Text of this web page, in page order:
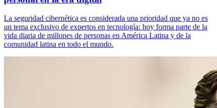
La seguridad cibernética es considerada una prioridad que ya no es
un tema exclusivo de expertos en tecnología: hoy forma parte de la
vida diaria de millones de personas en América Latina y de la
comunidad latina en todo el mundo.